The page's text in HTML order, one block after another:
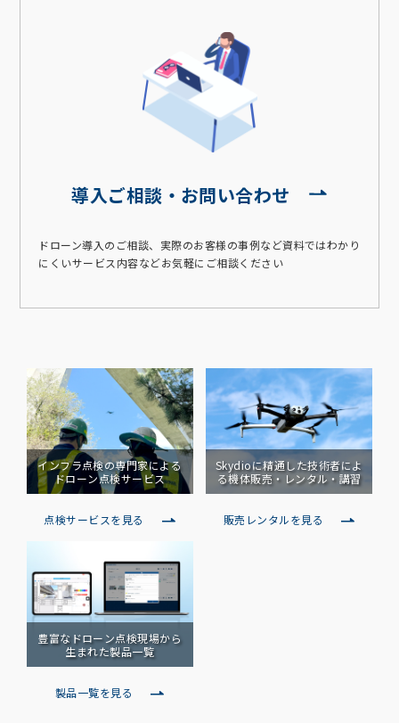
導入ご相談・お問い合わせ
ドローン導入のご相談、実際のお客様の事例など資料ではわかり
にくいサービス内容などお気軽にご相談ください
インフラ点検の専門家による
ドローン点検サービス
点検サービスを見る
Skydioに精通した技術者によ
る機体販売・レンタル・講習
販売レンタルを見る
豊富なドローン点検現場から
生まれた製品一覧
製品一覧を見る